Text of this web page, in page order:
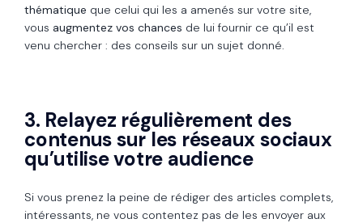
thématique que celui qui les a amenés sur votre site,
vous augmentez vos chances de lui fournir ce qu’il est
venu chercher : des conseils sur un sujet donné.
3. Relayez régulièrement des
contenus sur les réseaux sociaux
qu’utilise votre audience
Si vous prenez la peine de rédiger des articles complets,
intéressants, ne vous contentez pas de les envoyer aux